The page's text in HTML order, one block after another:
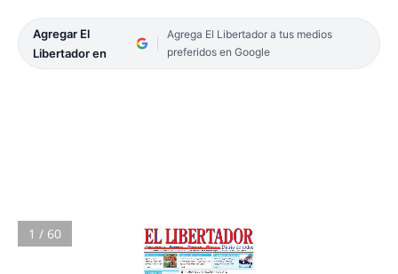
Agregar El
Libertador en
Agrega El Libertador a tus medios
preferidos en Google
1 / 60